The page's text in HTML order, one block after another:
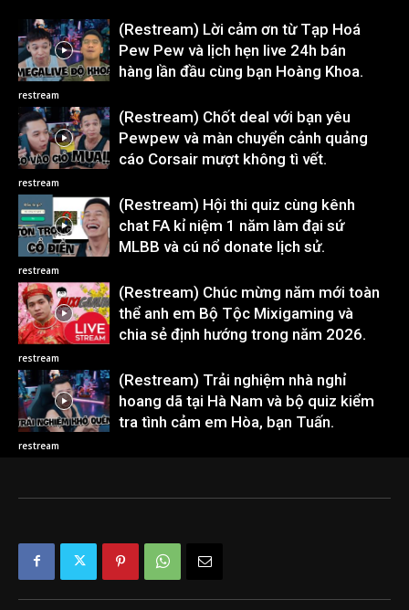
restream
(Restream) Lời cảm ơn từ Tạp Hoá
Pew Pew và lịch hẹn live 24h bán
hàng lần đầu cùng bạn Hoàng Khoa.
restream
(Restream) Chốt deal với bạn yêu
Pewpew và màn chuyển cảnh quảng
cáo Corsair mượt không tì vết.
restream
(Restream) Hội thi quiz cùng kênh
chat FA kỉ niệm 1 năm làm đại sứ
MLBB và cú nổ donate lịch sử.
restream
(Restream) Chúc mừng năm mới toàn
thể anh em Bộ Tộc Mixigaming và
chia sẻ định hướng trong năm 2026.
restream
(Restream) Trải nghiệm nhà nghỉ
hoang dã tại Hà Nam và bộ quiz kiểm
tra tình cảm em Hòa, bạn Tuấn.